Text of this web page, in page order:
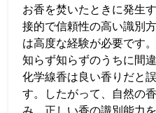
お香を焚いたときに発生
接的で信頼性の高い識別
は高度な経験が必要です
知らず知らずのうちに間
化学線香は良い香りだと
す。したがって、自然の